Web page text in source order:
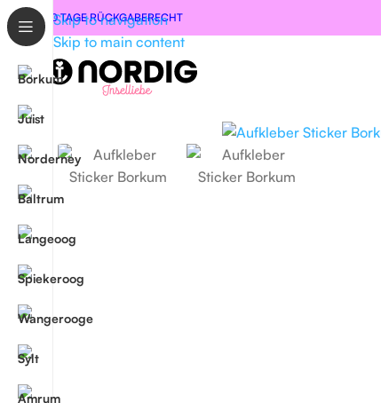
Skip to navigation
Skip to main content
30 TAGE RÜCKGABERECHT